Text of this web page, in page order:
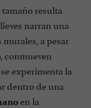
resulta
narran una
a pesar
conmueven
experimenta la
dentro de una
en la